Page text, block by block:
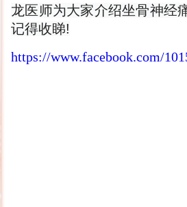
龙医师为大家介绍坐骨神经
记得收睇!
https://www.facebook.com/